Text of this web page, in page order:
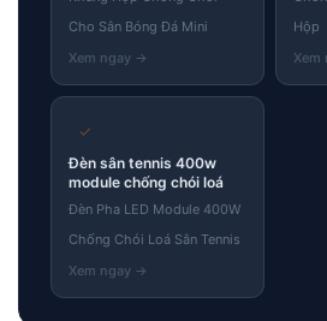
Cho Sân Bóng Đá Mini
Hộp
✓
Đèn sân tennis 400w
module chống chói loá
Đèn Pha LED Module 400W
Chống Chói Loá Sân Tennis